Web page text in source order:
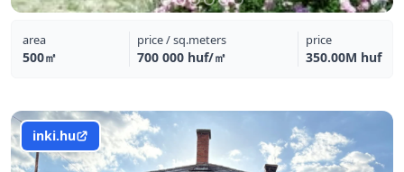
area
500㎡
price / sq.meters
700 000 huf/㎡
price
350.00M huf
inki.hu